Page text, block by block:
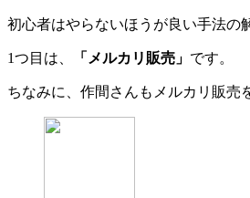
初心者はやらないほうが良い手法の
1つ目は、 「メルカリ販売」 です。
ちなみに、作間さんもメルカリ販売